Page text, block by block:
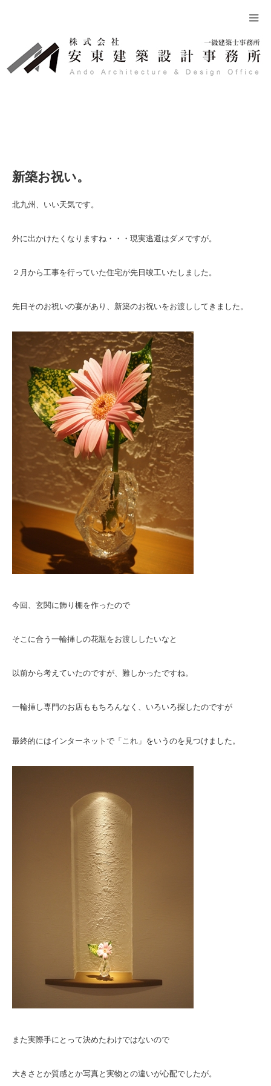
新築お祝い。
北九州、いい天気です。
外に出かけたくなりますね・・・現実逃避はダメですが。
２月から工事を行っていた住宅が先日竣工いたしました。
先日そのお祝いの宴があり、新築のお祝いをお渡ししてきました。
今回、玄関に飾り棚を作ったので
そこに合う一輪挿しの花瓶をお渡ししたいなと
以前から考えていたのですが、難しかったですね。
一輪挿し専門のお店ももちろんなく、いろいろ探したのですが
最終的にはインターネットで「これ」をいうのを見つけました。
また実際手にとって決めたわけではないので
大きさとか質感とか写真と実物との違いが心配でしたが。